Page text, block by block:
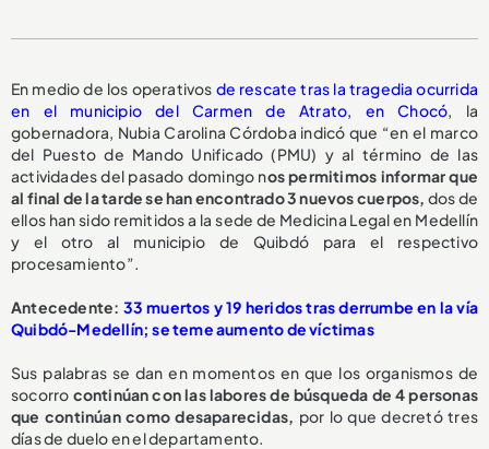
En medio de los operativos de rescate tras la tragedia ocurrida
en el municipio del Carmen de Atrato,
en Chocó, la
gobernadora, Nubia Carolina Córdoba indicó que “en el marco
del Puesto de Mando Unificado (PMU) y al término de las
actividades del pasado domingo nos permitimos informar que
al final de la tarde se han encontrado 3 nuevos cuerpos, dos de
ellos han sido remitidos a la sede de Medicina Legal en Medellín
y el otro al municipio de Quibdó para el respectivo
procesamiento”.
Antecedente: 33 muertos y 19 heridos tras derrumbe en la vía
Quibdó-Medellín; se teme aumento de víctimas
Sus palabras se dan en momentos en que los organismos de
socorro continúan con las labores de búsqueda de 4 personas
que continúan como desaparecidas, por lo que decretó tres
días de duelo en el departamento.